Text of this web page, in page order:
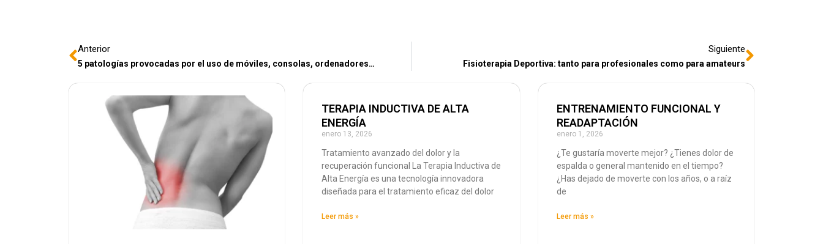
Anterior
5 patologías provocadas por el uso de móviles, consolas, ordenadores…
Siguiente
Fisioterapia Deportiva: tanto para profesionales como para amateurs
TERAPIA INDUCTIVA DE ALTA
ENERGÍA
enero 13, 2026
Tratamiento avanzado del dolor y la
recuperación funcional La Terapia Inductiva de
Alta Energía es una tecnología innovadora
diseñada para el tratamiento eficaz del dolor
Leer más »
ENTRENAMIENTO FUNCIONAL Y
READAPTACIÓN
enero 1, 2026
¿Te gustaría moverte mejor? ¿Tienes dolor de
espalda o general mantenido en el tiempo?
¿Has dejado de moverte con los años, o a raíz
de
Leer más »